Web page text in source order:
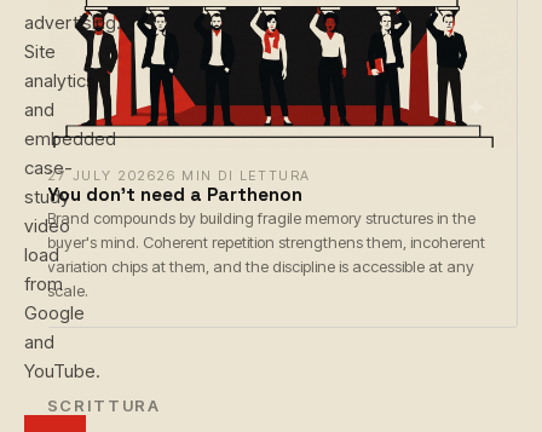
27 JULY 202626 MIN DI LETTURA
You don't need a Parthenon
Brand compounds by building fragile memory structures in the
buyer's mind. Coherent repetition strengthens them, incoherent
variation chips at them, and the discipline is accessible at any
scale.
← SCRITTURA
advertising.
Site
analytics
and
embedded
case-
study
video
load
from
Google
and
YouTube.